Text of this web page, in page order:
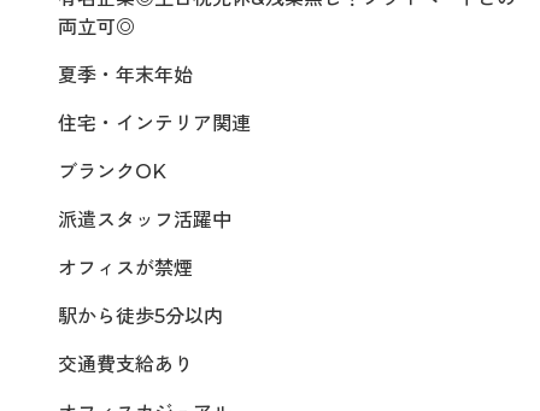
両立可◎
夏季・年末年始
住宅・インテリア関連
ブランクOK
派遣スタッフ活躍中
オフィスが禁煙
駅から徒歩5分以内
交通費支給あり